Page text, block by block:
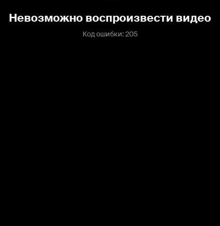
Невозможно воспроизвести видео
Код ошибки: 205